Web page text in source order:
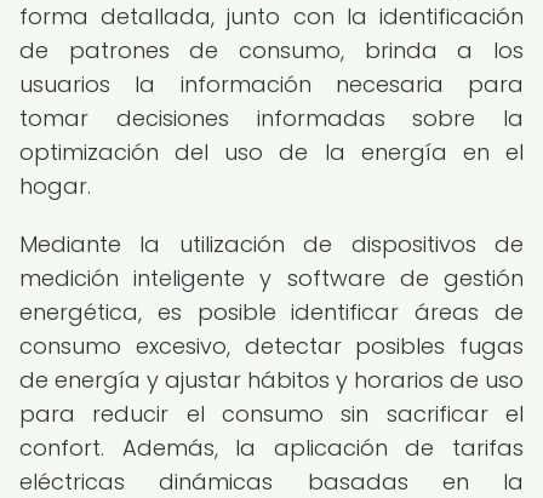
forma detallada, junto con la identificación
de patrones de consumo, brinda a los
usuarios la información necesaria para
tomar decisiones informadas sobre la
optimización del uso de la energía en el
hogar.
Mediante la utilización de dispositivos de
medición inteligente y software de gestión
energética, es posible identificar áreas de
consumo excesivo, detectar posibles fugas
de energía y ajustar hábitos y horarios de uso
para reducir el consumo sin sacrificar el
confort. Además, la aplicación de tarifas
eléctricas dinámicas basadas en la